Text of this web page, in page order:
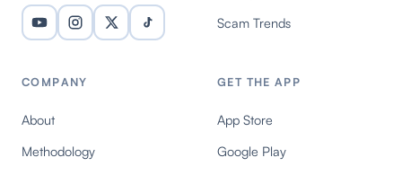
Scam Trends
COMPANY
About
Methodology
GET THE APP
App Store
Google Play